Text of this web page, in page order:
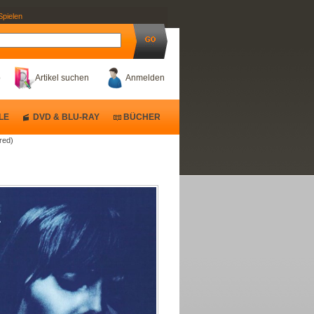
Anmelden
Artikel suchen
DVD & BLU-RAY BÜCHER